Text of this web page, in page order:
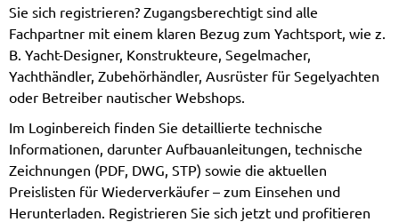
Sie sich registrieren? Zugangsberechtigt sind alle
Fachpartner mit einem klaren Bezug zum Yachtsport, wie z.
B. Yacht-Designer, Konstrukteure, Segelmacher,
Yachthändler, Zubehörhändler, Ausrüster für Segelyachten
oder Betreiber nautischer Webshops.
Im Loginbereich finden Sie detaillierte technische
Informationen, darunter Aufbauanleitungen, technische
Zeichnungen (PDF, DWG, STP) sowie die aktuellen
Preislisten für Wiederverkäufer – zum Einsehen und
Herunterladen. Registrieren Sie sich jetzt und profitieren